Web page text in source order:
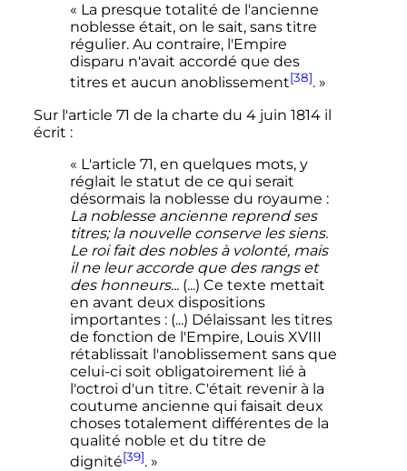
« La presque totalité de l'ancienne
noblesse était, on le sait, sans titre
régulier. Au contraire, l'Empire
disparu n'avait accordé que des
titres et aucun anoblissement[38]. »
Sur l'article 71 de la charte du 4 juin 1814il
écrit :
« L'article 71, en quelques mots, y
réglait le statut de ce qui serait
désormais la noblesse du royaume :
La noblesse ancienne reprend ses
titres; la nouvelle conserve les siens.
Le roi fait des nobles à volonté, mais
il ne leur accorde que des rangs et
des honneurs...(...) Ce texte mettait
en avant deux dispositions
importantes : (...) Délaissant les titres
de fonction de l'Empire, Louis XVIII
rétablissait l'anoblissement sans que
celui-ci soit obligatoirement lié à
l'octroi d'un titre. C'était revenir à la
coutume ancienne qui faisait deux
choses totalement différentes de la
qualité noble et du titre de
dignité[39]. »